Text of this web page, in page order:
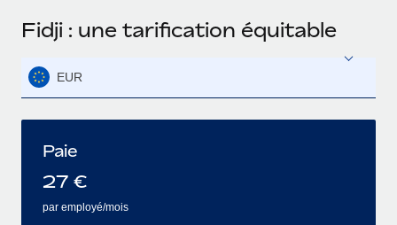
Fidji : une tarification équitable
EUR
Paie
27 €
par employé/mois